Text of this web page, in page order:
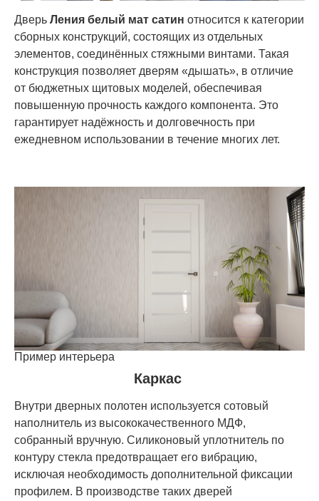
Дверь Ления белый мат сатин относится к категории
сборных конструкций, состоящих из отдельных
элементов, соединённых стяжными винтами. Такая
конструкция позволяет дверям «дышать», в отличие
от бюджетных щитовых моделей, обеспечивая
повышенную прочность каждого компонента. Это
гарантирует надёжность и долговечность при
ежедневном использовании в течение многих лет.
Пример интерьера
Каркас
Внутри дверных полотен используется сотовый
наполнитель из высококачественного МДФ,
собранный вручную. Силиконовый уплотнитель по
контуру стекла предотвращает его вибрацию,
исключая необходимость дополнительной фиксации
профилем. В производстве таких дверей